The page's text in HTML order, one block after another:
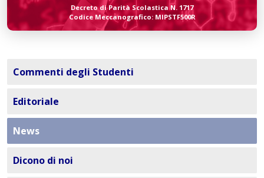
Decreto di Parità Scolastica N. 1717
Codice Meccanografico: MIPSTF500R
Commenti degli Studenti
Editoriale
News
Dicono di noi